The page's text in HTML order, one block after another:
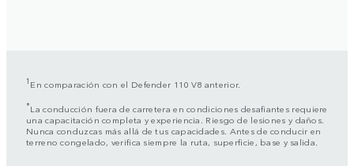
1 En comparación con el Defender 110 V8 anterior.
*La conducción fuera de carretera en condiciones desafiantes requiere
una capacitación completa y experiencia. Riesgo de lesiones y daños.
Nunca conduzcas más allá de tus capacidades. Antes de conducir en
terreno congelado, verifica siempre la ruta, superficie, base y salida.